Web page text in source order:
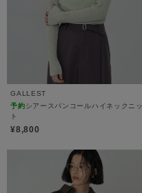
GALLEST
予約シアースパンコールハイネックニッ
ト
¥8,800